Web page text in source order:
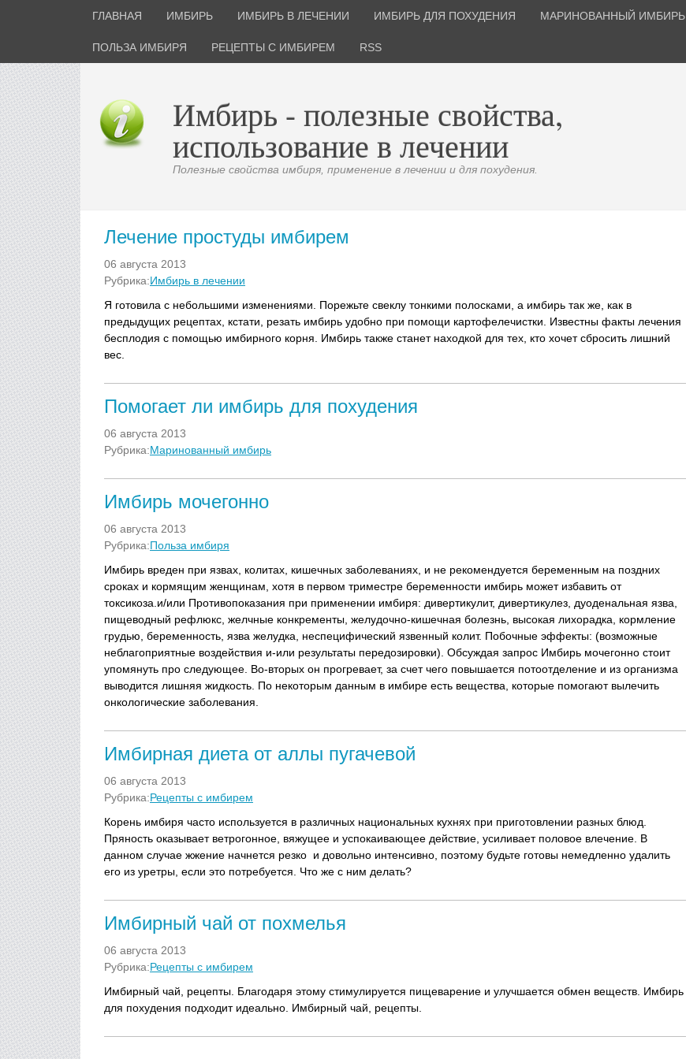
ГЛАВНАЯ ИМБИРЬ ИМБИРЬ В ЛЕЧЕНИИ ИМБИРЬ ДЛЯ ПОХУДЕНИЯ МАРИНОВАННЫЙ ИМБИРЬ
ПОЛЬЗА ИМБИРЯ РЕЦЕПТЫ С ИМБИРЕМ RSS
Имбирь - полезные свойства,
использование в лечении
Полезные свойства имбиря, применение в лечении и для похудения.
Лечение простуды имбирем
06 августа 2013
Рубрика:Имбирь в лечении
Я готовила с небольшими изменениями. Порежьте свеклу тонкими полосками, а имбирь так же, как в
предыдущих рецептах, кстати, резать имбирь удобно при помощи картофелечистки. Известны факты лечения
бесплодия с помощью имбирного корня. Имбирь также станет находкой для тех, кто хочет сбросить лишний
вес.
Помогает ли имбирь для похудения
06 августа 2013
Рубрика:Маринованный имбирь
Имбирь мочегонно
06 августа 2013
Рубрика:Польза имбиря
Имбирь вреден при язвах, колитах, кишечных заболеваниях, и не рекомендуется беременным на поздних
сроках и кормящим женщинам, хотя в первом триместре беременности имбирь может избавить от
токсикоза.и/или Противопоказания при применении имбиря: дивертикулит, дивертикулез, дуоденальная язва,
пищеводный рефлюкс, желчные конкременты, желудочно-кишечная болезнь, высокая лихорадка, кормление
грудью, беременность, язва желудка, неспецифический язвенный колит. Побочные эффекты: (возможные
неблагоприятные воздействия и-или результаты передозировки). Обсуждая запрос Имбирь мочегонно стоит
упомянуть про следующее. Во-вторых он прогревает, за счет чего повышается потоотделение и из организма
выводится лишняя жидкость. По некоторым данным в имбире есть вещества, которые помогают вылечить
онкологические заболевания.
Имбирная диета от аллы пугачевой
06 августа 2013
Рубрика:Рецепты с имбирем
Корень имбиря часто используется в различных национальных кухнях при приготовлении разных блюд.
Пряность оказывает ветрогонное, вяжущее и успокаивающее действие, усиливает половое влечение. В
данном случае жжение начнется резко и довольно интенсивно, поэтому будьте готовы немедленно удалить
его из уретры, если это потребуется. Что же с ним делать?
Имбирный чай от похмелья
06 августа 2013
Рубрика:Рецепты с имбирем
Имбирный чай, рецепты. Благодаря этому стимулируется пищеварение и улучшается обмен веществ. Имбирь
для похудения подходит идеально. Имбирный чай, рецепты.